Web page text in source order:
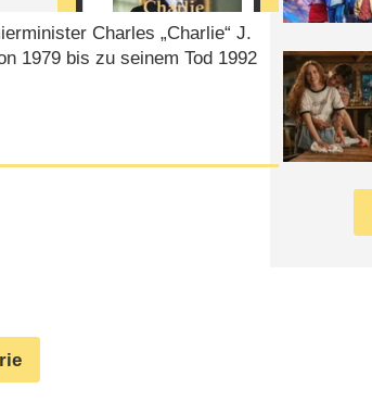
Charles „Charlie“ J.
1979 bis zu seinem Tod 1992